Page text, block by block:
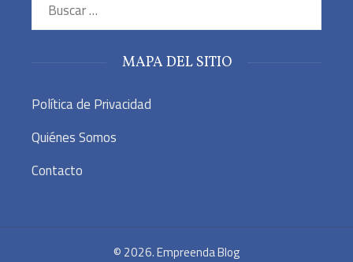
MAPA DEL SITIO
Política de Privacidad
Quiénes Somos
Contacto
© 2026. Empreenda Blog